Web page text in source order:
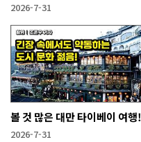
2026-7-31
볼 것 많은 대만 타이베이 여행!
2026-7-31